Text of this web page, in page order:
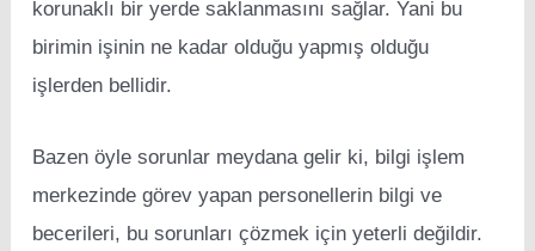
korunaklı bir yerde saklanmasını sağlar. Yani bu
birimin işinin ne kadar olduğu yapmış olduğu
işlerden bellidir.
Bazen öyle sorunlar meydana gelir ki, bilgi işlem
merkezinde görev yapan personellerin bilgi ve
becerileri, bu sorunları çözmek için yeterli değildir.